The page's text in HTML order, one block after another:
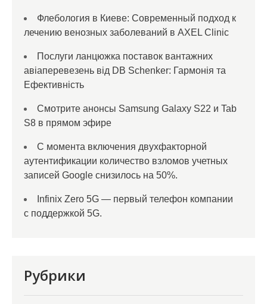
Флебология в Киеве: Современный подход к
лечению венозных заболеваний в AXEL Clinic
Послуги ланцюжка поставок вантажних
авіаперевезень від DB Schenker: Гармонія та
Ефективність
Смотрите анонсы Samsung Galaxy S22 и Tab
S8 в прямом эфире
С момента включения двухфакторной
аутентификации количество взломов учетных
записей Google снизилось на 50%.
Infinix Zero 5G — первый телефон компании
с поддержкой 5G.
Рубрики